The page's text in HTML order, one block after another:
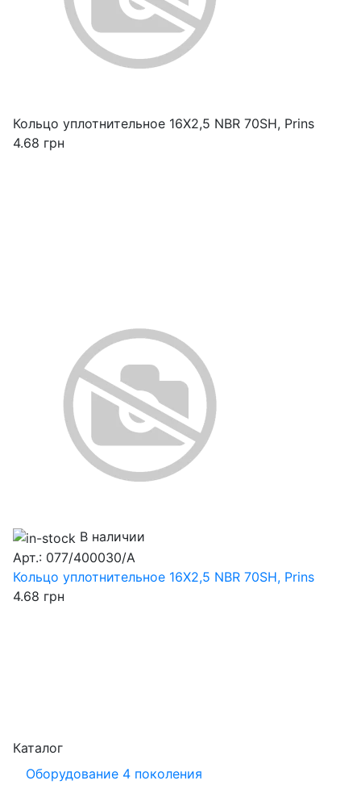
Кольцо уплотнительное 16X2,5 NBR 70SH, Prins
4.68 грн
В наличии
Арт.: 077/400030/A
Кольцо уплотнительное 16X2,5 NBR 70SH, Prins
4.68 грн
Каталог
Оборудование 4 поколения